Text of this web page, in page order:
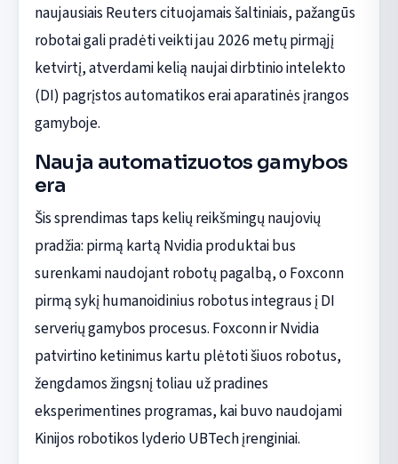
naujausiais Reuters cituojamais šaltiniais, pažangūs
robotai gali pradėti veikti jau 2026 metų pirmąjį
ketvirtį, atverdami kelią naujai dirbtinio intelekto
(DI) pagrįstos automatikos erai aparatinės įrangos
gamyboje.
Nauja automatizuotos gamybos
era
Šis sprendimas taps kelių reikšmingų naujovių
pradžia: pirmą kartą Nvidia produktai bus
surenkami naudojant robotų pagalbą, o Foxconn
pirmą sykį humanoidinius robotus integraus į DI
serverių gamybos procesus. Foxconn ir Nvidia
patvirtino ketinimus kartu plėtoti šiuos robotus,
žengdamos žingsnį toliau už pradines
eksperimentines programas, kai buvo naudojami
Kinijos robotikos lyderio UBTech įrenginiai.